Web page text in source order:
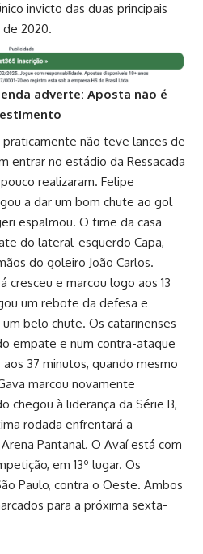
invicto das duas principais
de 2020.
adverte: Aposta não é
não teve lances de
entrar no estádio da Ressacada
realizaram. Felipe
a dar um bom chute ao gol
espalmou. O time da casa
do lateral-esquerdo Capa,
do goleiro João Carlos.
cresceu e marcou logo aos 13
um rebote da defesa e
belo chute. Os catarinenses
empate e num contra-ataque
37 minutos, quando mesmo
marcou novamente
chegou à liderança da Série B,
rodada enfrentará a
Pantanal. O Avaí está com
em 13º lugar. Os
Paulo, contra o Oeste. Ambos
para a próxima sexta-